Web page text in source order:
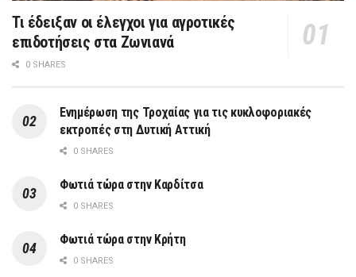
Τι έδειξαν οι έλεγχοι για αγροτικές
επιδοτήσεις στα Ζωνιανά
0 SHARES
Ενημέρωση της Τροχαίας για τις κυκλοφοριακές
εκτροπές στη Δυτική Αττική
0 SHARES
Φωτιά τώρα στην Καρδίτσα
0 SHARES
Φωτιά τώρα στην Κρήτη
0 SHARES